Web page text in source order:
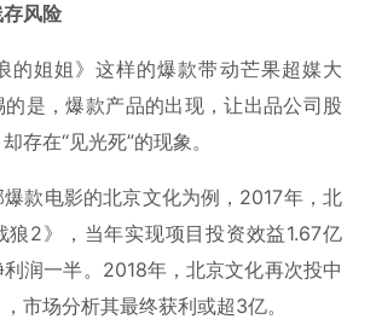
风险
的姐姐》这样的爆款带动芒果超媒大
是，爆款产品的出现，让出品公司股
存在“见光死”的现象。
款电影的北京文化为例，2017年，北
狼2》，当年实现项目投资效益1.67亿
润一半。2018年，北京文化再次投中
，市场分析其最终获利或超3亿。